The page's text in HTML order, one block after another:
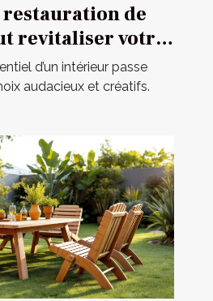
restauration de
revitaliser votre
d’un intérieur passe
audacieux et créatifs.